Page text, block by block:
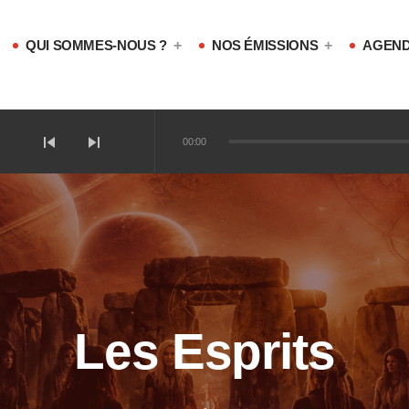
QUI SOMMES-NOUS ? NOS ÉMISSIONS
skip_previous skip_next 00:00
magiques ?
!
!
Les Esprits